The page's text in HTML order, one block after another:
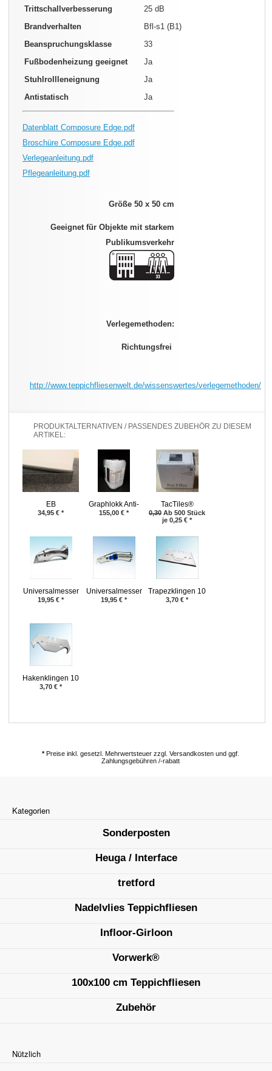
Trittschallverbesserung
25 dB
Brandverhalten
Bfl-s1 (B1)
Beanspruchungsklasse
33
Fußbodenheizung geeignet
Ja
Stuhlrollleneignung
Ja
Antistatisch
Ja
Datenblatt Composure Edge.pdf
Broschüre Composure Edge.pdf
Verlegeanleitung.pdf
Pflegeanleitung.pdf
Größe 50 x 50 cm
Geeignet für Objekte mit starkem
Publikumsverkehr
Verlegemethoden:
Richtungsfrei
http://www.teppichfliesenwelt.de/wissenswertes/verlegemethoden/
PRODUKTALTERNATIVEN / PASSENDES ZUBEHÖR ZU DIESEM
ARTIKEL:
EB
Systemsockelleiste®
Ewald 60 Total
34,95 € *
Graphlokk Anti-
Rutsch für
155,00 € *
TacTiles®
0,30 Ab 500 Stück
je 0,25 € *
Universalmesser
Delphin® 03
19,95 € *
Universalmesser
Delphin® 2000
19,95 € *
Trapezklingen 10
Stück
3,70 € *
Hakenklingen 10
Stück
3,70 € *
*Preise inkl. gesetzl. Mehrwertsteuer zzgl. Versandkosten und ggf.
Zahlungsgebühren /-rabatt
Kategorien
Sonderposten
Heuga / Interface
tretford
Nadelvlies Teppichfliesen
Infloor-Girloon
Vorwerk®
100x100 cm Teppichfliesen
Zubehör
Nützlich